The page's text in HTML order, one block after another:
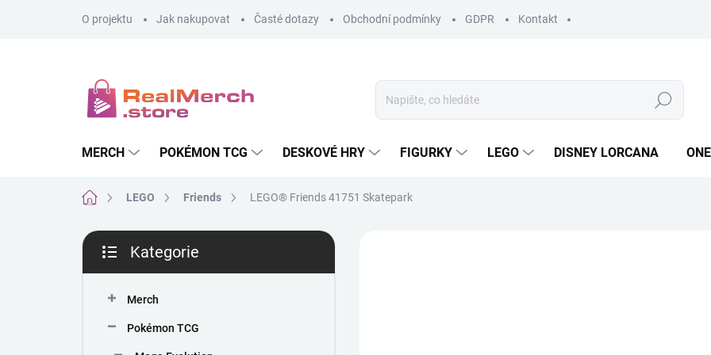
O projektu Jak nakupovat Časté dotazy Obchodní podmínky GDPR Kontakt
Hledat
MERCH POKÉMON TCG DESKOVÉ HRY FIGURKY LEGO DISNEY LORCANA
Domů LEGO Friends LEGO® Friends 41751 Skatepark
P
s
kategorie
Kategorie
Merch
Pokémon TCG